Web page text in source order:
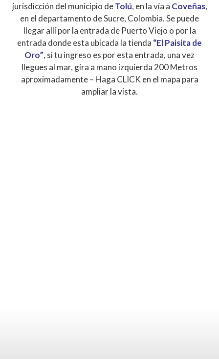
jurisdicción del municipio deTolú, en la vía a Coveñas,
en el departamento de Sucre, Colombia. Se puede
llegar allí por la entrada de Puerto Viejo o por la
entrada donde esta ubicada la tienda “El Paisita de
Oro”, si tu ingreso es por esta entrada, una vez
llegues al mar, gira a mano izquierda 200 Metros
aproximadamente – Haga CLICK en el mapa para
ampliar la vista.